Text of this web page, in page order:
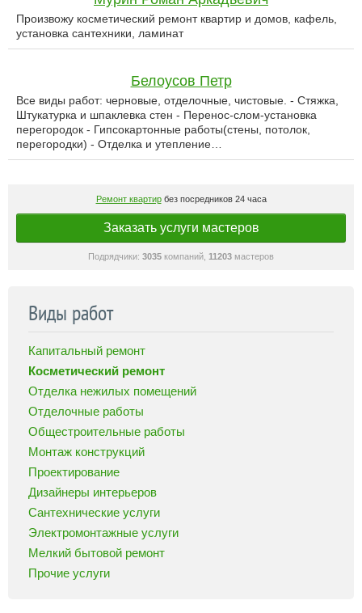
Произвожу косметический ремонт квартир и домов, кафель,
установка сантехники, ламинат
Белоусов Петр
Все виды работ: черновые, отделочные, чистовые. - Стяжка,
Штукатурка и шпаклевка стен - Перенос-слом-установка
перегородок - Гипсокартонные работы(стены, потолок,
перегородки) - Отделка и утепление…
Ремонт квартирбез посредников 24 часа
Заказать услуги мастеров
Подрядчики: 3035 компаний, 11203 мастеров
Виды работ
Капитальный ремонт
Косметический ремонт
Отделка нежилых помещений
Отделочные работы
Общестроительные работы
Монтаж конструкций
Проектирование
Дизайнеры интерьеров
Сантехнические услуги
Электромонтажные услуги
Мелкий бытовой ремонт
Прочие услуги